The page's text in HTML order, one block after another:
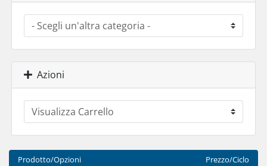
Azioni
Prodotto/Opzioni Prezzo/Ciclo